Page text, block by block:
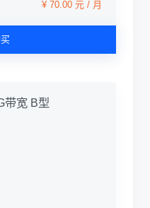
¥ 70.00 元 / 月
带宽 B型